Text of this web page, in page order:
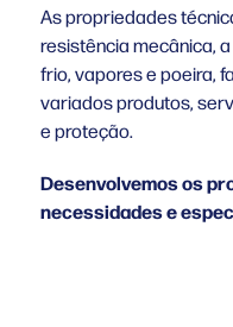
As propriedades
resistência mecânica,
frio, vapores e poeira,
variados produtos,
e proteção.
Desenvolvemos os
necessidades e